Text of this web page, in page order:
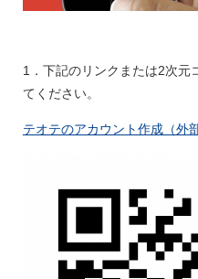
1．下記のリンクまたは2次元
てください。
テオテのアカウント作成（外